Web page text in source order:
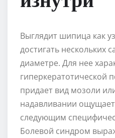
Выглядит шипица как
достигать нескольких
диаметре. Для нее
гиперкератотической
придает вид мозоли
надавливании
следующим
Болевой синдром